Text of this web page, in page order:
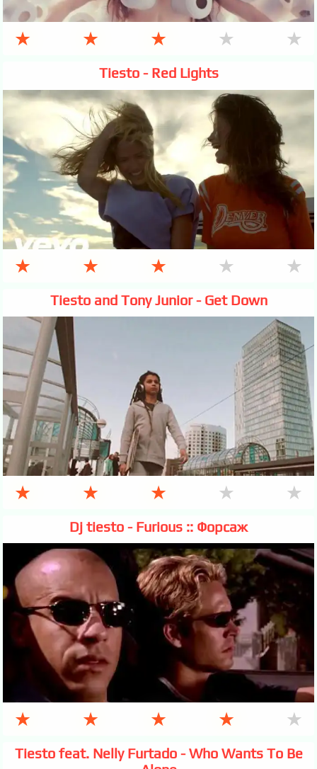
★ ★ ★ ★ ★
Tiesto - Red Lights
★ ★ ★ ★ ★
Tiesto and Tony Junior - Get Down
★ ★ ★ ★ ★
Dj tiesto - Furious :: Форсаж
★ ★ ★ ★ ★
Tiesto feat. Nelly Furtado - Who Wants To Be